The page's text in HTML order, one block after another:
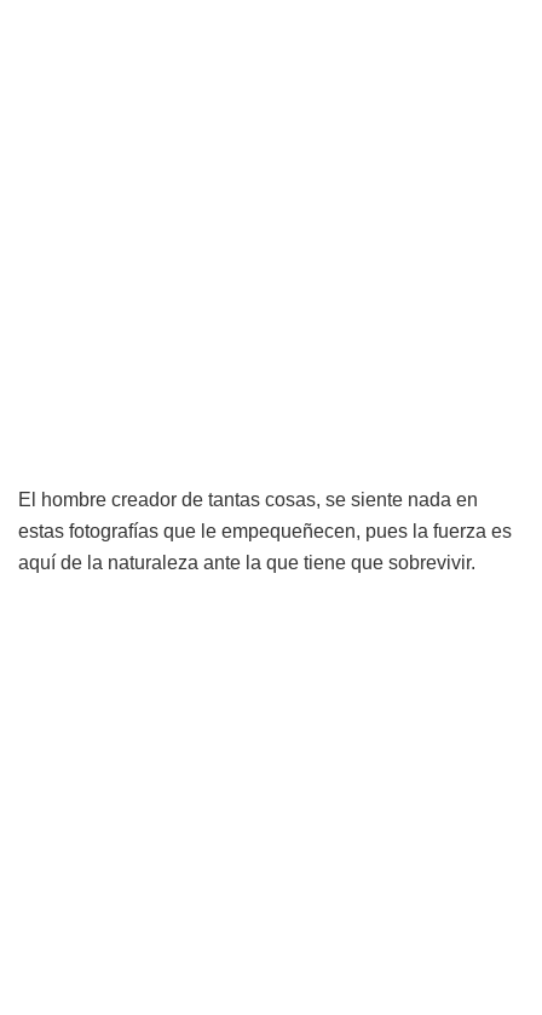
El hombre creador de tantas cosas, se siente nada en
estas fotografías que le empequeñecen, pues la fuerza es
aquí de la naturaleza ante la que tiene que sobrevivir.